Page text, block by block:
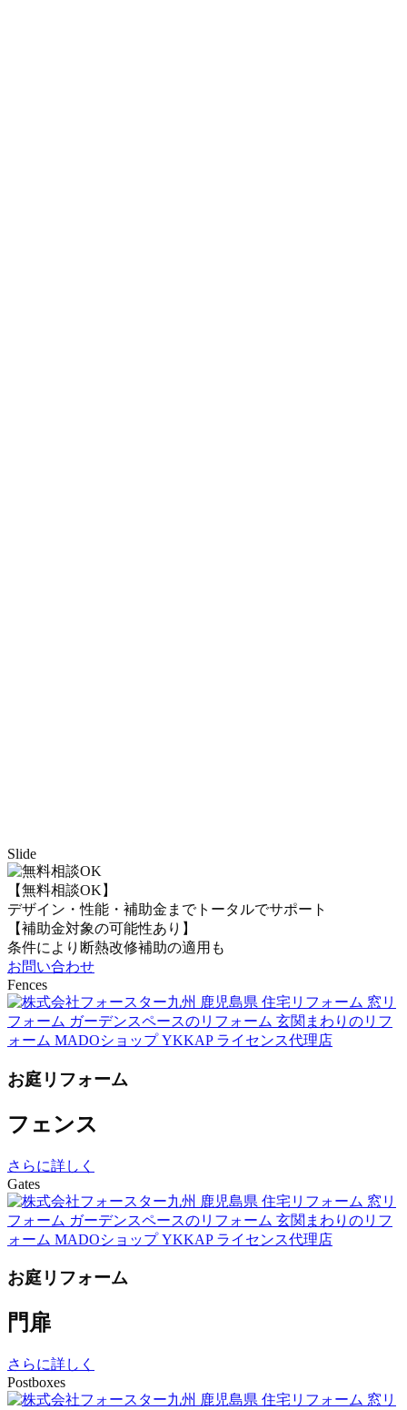
Slide
【無料相談OK】
デザイン・性能・補助金までトータルでサポート
【補助金対象の可能性あり】
条件により断熱改修補助の適用も
お問い合わせ
Fences
お庭リフォーム
フェンス
さらに詳しく
Gates
お庭リフォーム
門扉
さらに詳しく
Postboxes